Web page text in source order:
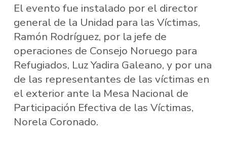
El evento fue instalado por el director
general de la Unidad para las Víctimas,
Ramón Rodríguez, por la jefe de
operaciones de Consejo Noruego para
Refugiados, Luz Yadira Galeano, y por una
de las representantes de las víctimas en
el exterior ante la Mesa Nacional de
Participación Efectiva de las Víctimas,
Norela Coronado.